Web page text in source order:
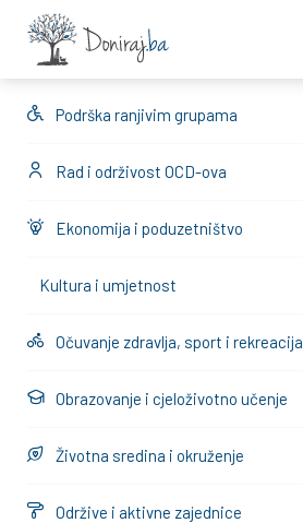
Podrška ranjivim grupama
Rad i održivost OCD-ova
Ekonomija i poduzetništvo
Kultura i umjetnost
Očuvanje zdravlja, sport i rekreacija
Obrazovanje i cjeloživotno učenje
Životna sredina i okruženje
Održive i aktivne zajednice